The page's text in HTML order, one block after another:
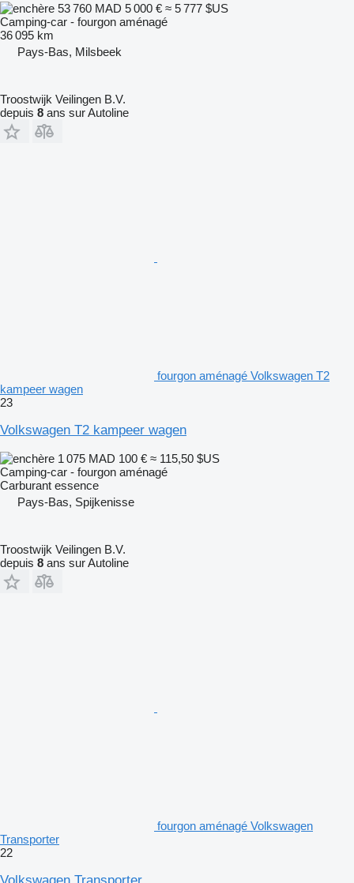
53 760 MAD 5 000 € ≈ 5 777 $US
Camping-car - fourgon aménagé
36 095 km
Pays-Bas, Milsbeek
Troostwijk Veilingen B.V.
depuis 8 ans sur Autoline
fourgon aménagé Volkswagen T2
kampeer wagen
23
Volkswagen T2 kampeer wagen
1 075 MAD 100 € ≈ 115,50 $US
Camping-car - fourgon aménagé
Carburant essence
Pays-Bas, Spijkenisse
Troostwijk Veilingen B.V.
depuis 8 ans sur Autoline
fourgon aménagé Volkswagen
Transporter
22